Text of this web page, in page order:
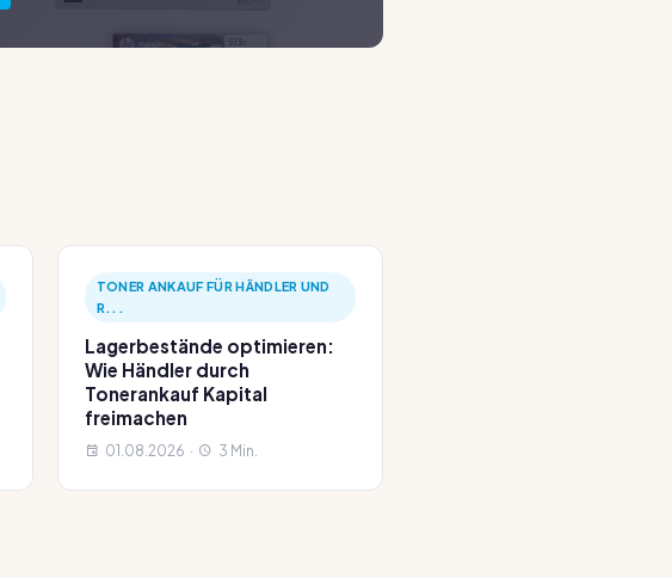
TONER ANKAUF FÜR HÄNDLER UND
R...
Lagerbestände optimieren:
Wie Händler durch
Tonerankauf Kapital
freimachen
01.08.2026 · 3 Min.